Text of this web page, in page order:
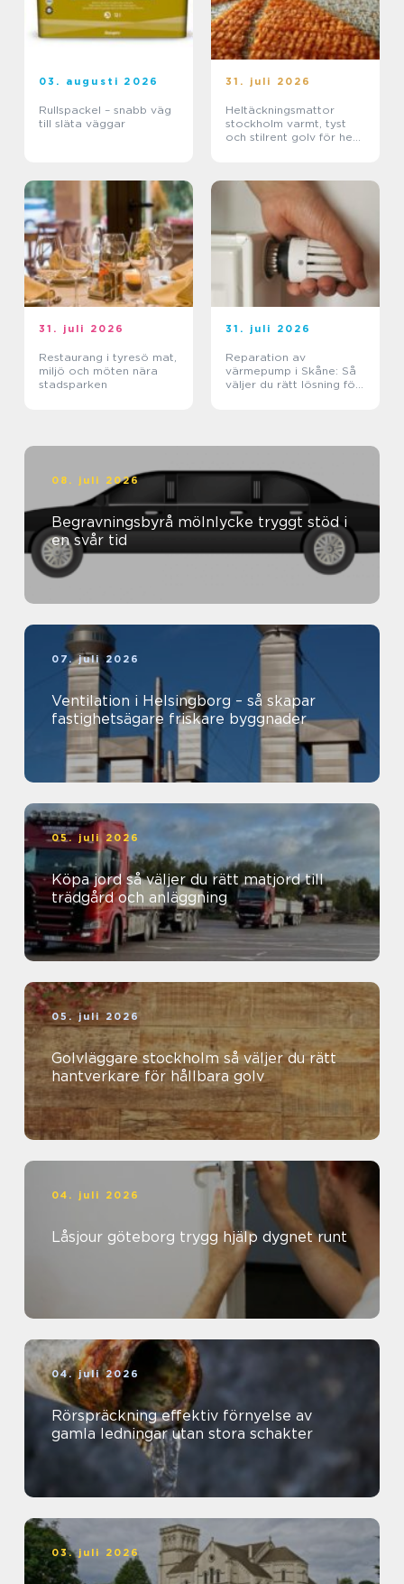
03. augusti 2026
Rullspackel – snabb väg
till släta väggar
31. juli 2026
Heltäckningsmattor
stockholm varmt, tyst
och stilrent golv för hem
31. juli 2026
Restaurang i tyresö mat,
miljö och möten nära
stadsparken
31. juli 2026
Reparation av
värmepump i Skåne: Så
väljer du rätt lösning för
08. juli 2026
Begravningsbyrå mölnlycke tryggt stöd i
en svår tid
07. juli 2026
Ventilation i Helsingborg – så skapar
fastighetsägare friskare byggnader
05. juli 2026
Köpa jord så väljer du rätt matjord till
trädgård och anläggning
05. juli 2026
Golvläggare stockholm så väljer du rätt
hantverkare för hållbara golv
04. juli 2026
Låsjour göteborg trygg hjälp dygnet runt
04. juli 2026
Rörspräckning effektiv förnyelse av
gamla ledningar utan stora schakter
03. juli 2026